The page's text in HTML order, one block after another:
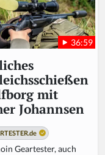
36:59
mit
Johannsen
Geartester, auch